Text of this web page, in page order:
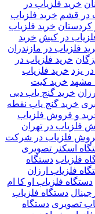
خرید فلزیاب در
در قشم خرید فلزیاب
کردستان خرید فلزیاب
در کیش خرید
فلزیاب در مازندران
خرید فلزیاب در
یزد خرید فلزیاب
مشهد خرید کیت
خرید گنج یاب دبی
خرید گنج یاب نقطه
و فروش فلزیاب
فلزیاب در تهران
فلزیاب در شرکت
اسکنر تصویری
فلزیاب دستگاه
فلزیاب ارزان
دستگاه فلزیاب او کا ام
دستگاه فلزیاب
تصویری دستگاه